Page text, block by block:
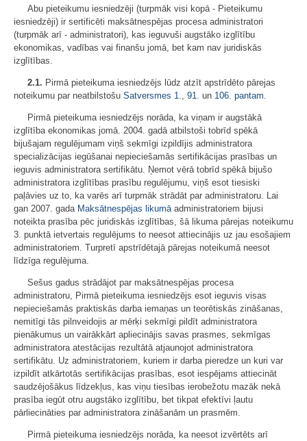
Abu pieteikumu iesniedzēji (turpmāk visi kopā - Pieteikumu
iesniedzēji) ir sertificēti maksātnespējas procesa administratori
(turpmāk arī - administratori), kas ieguvuši augstāko izglītību
ekonomikas, vadības vai finanšu jomā, bet kam nav juridiskās
izglītības.
2.1. Pirmā pieteikuma iesniedzējs lūdz atzīt apstrīdēto pārejas
noteikumu par neatbilstošu Satversmes 1., 91. un 106. pantam.
Pirmā pieteikuma iesniedzējs norāda, ka viņam ir augstākā
izglītība ekonomikas jomā. 2004. gadā atbilstoši tobrīd spēkā
bijušajam regulējumam viņš sekmīgi izpildījis administratora
specializācijas iegūšanai nepieciešamās sertifikācijas prasības un
ieguvis administratora sertifikātu. Ņemot vērā tobrīd spēkā bijušo
administratora izglītības prasību regulējumu, viņš esot tiesiski
paļāvies uz to, ka varēs arī turpmāk strādāt par administratoru. Lai
gan 2007. gada Maksātnespējas likumāadministratoriem bijusi
noteikta prasība pēc juridiskās izglītības, šā likuma pārejas noteikumu
3. punktā ietvertais regulējums to neesot attiecinājis uz jau esošajiem
administratoriem. Turpretī apstrīdētajā pārejas noteikumā neesot
līdzīga regulējuma.
Sešus gadus strādājot par maksātnespējas procesa
administratoru, Pirmā pieteikuma iesniedzējs esot ieguvis visas
nepieciešamās praktiskās darba iemaņas un teorētiskās zināšanas,
nemitīgi tās pilnveidojis ar mērķi sekmīgi pildīt administratora
pienākumus un vairākkārt apliecinājis savas prasmes, sekmīgas
administratora atestācijas rezultātā atjaunojot administratora
sertifikātu. Uz administratoriem, kuriem ir darba pieredze un kuri var
izpildīt atkārtotās sertifikācijas prasības, esot iespējams attiecināt
saudzējošākus līdzekļus, kas viņu tiesības ierobežotu mazāk nekā
prasība iegūt otru augstāko izglītību, bet tikpat efektīvi ļautu
pārliecināties par administratora zināšanām un prasmēm.
Pirmā pieteikuma iesniedzējs norāda, ka neesot izvērtēts arī